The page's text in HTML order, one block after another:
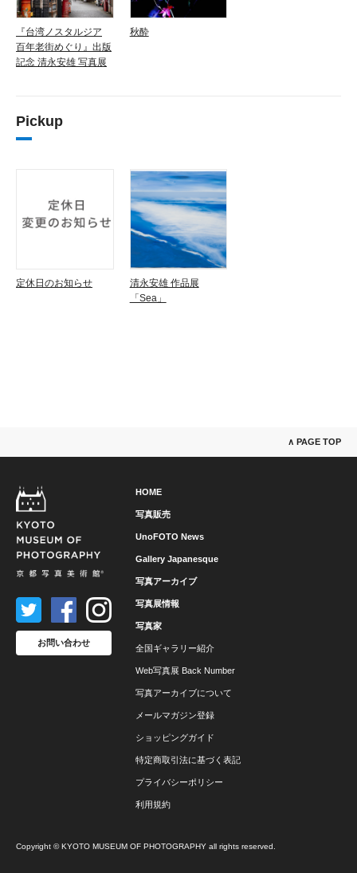
『台湾ノスタルジア
百年老街めぐり』出版
記念 清永安雄 写真展
秋酔
Pickup
定休日のお知らせ
清永安雄 作品展
「Sea」
∧ PAGE TOP
HOME
写真販売
UnoFOTO News
Gallery Japanesque
写真アーカイブ
写真展情報
写真家
全国ギャラリー紹介
Web写真展 Back Number
写真アーカイブについて
メールマガジン登録
ショッピングガイド
特定商取引法に基づく表記
プライバシーポリシー
利用規約
お問い合わせ
Copyright © KYOTO MUSEUM OF PHOTOGRAPHY all rights reserved.